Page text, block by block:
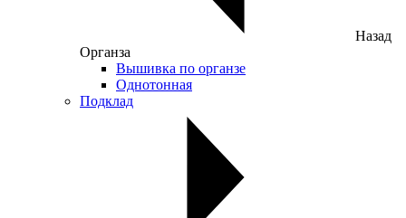
Назад
Органза
Вышивка по органзе
Однотонная
Подклад